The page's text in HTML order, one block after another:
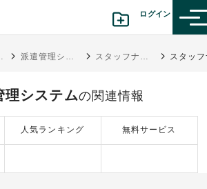
ログイン
イプと選び方 派遣管理システム スタッフナビゲーター
理システムの関連情報
人気ランキング 無料サービス